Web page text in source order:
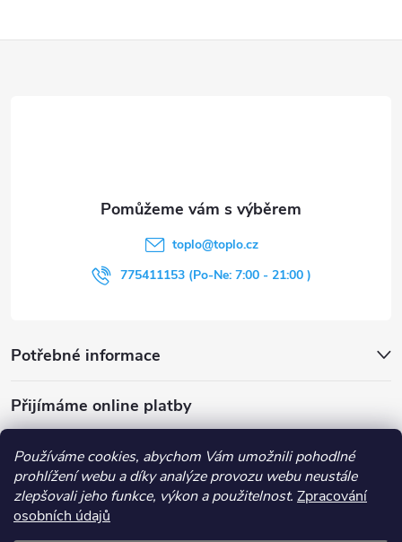
Používáme cookies, abychom Vám umožnili pohodlné
prohlížení webu a díky analýze provozu webu neustále
zlepšovali jeho funkce, výkon a použitelnost. Zpracování
osobních údajů
Potřebné informace
Přijímáme online platby
toplo@toplo.cz
775411153 (Po-Ne: 7:00 - 21:00 )
Obchodní podmínky Průvodce nákupem
Kontakt